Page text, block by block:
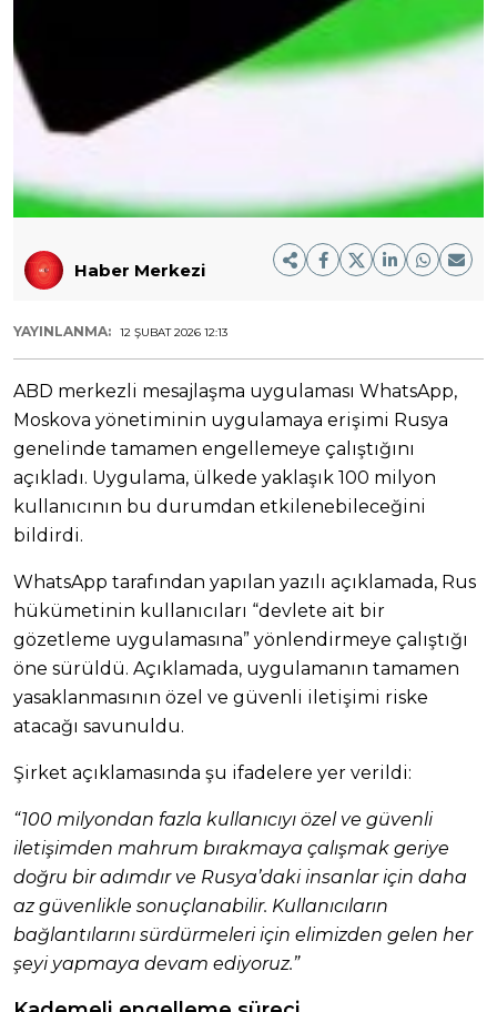
Haber Merkezi
YAYINLANMA: 12 ŞUBAT 2026 12:13
ABD merkezli mesajlaşma uygulaması WhatsApp,
Moskova yönetiminin uygulamaya erişimi Rusya
genelinde tamamen engellemeye çalıştığını
açıkladı. Uygulama, ülkede yaklaşık 100 milyon
kullanıcının bu durumdan etkilenebileceğini
bildirdi.
WhatsApp tarafından yapılan yazılı açıklamada, Rus
hükümetinin kullanıcıları “devlete ait bir
gözetleme uygulamasına” yönlendirmeye çalıştığı
öne sürüldü. Açıklamada, uygulamanın tamamen
yasaklanmasının özel ve güvenli iletişimi riske
atacağı savunuldu.
Şirket açıklamasında şu ifadelere yer verildi:
“100 milyondan fazla kullanıcıyı özel ve güvenli
iletişimden mahrum bırakmaya çalışmak geriye
doğru bir adımdır ve Rusya’daki insanlar için daha
az güvenlikle sonuçlanabilir. Kullanıcıların
bağlantılarını sürdürmeleri için elimizden gelen her
şeyi yapmaya devam ediyoruz.”